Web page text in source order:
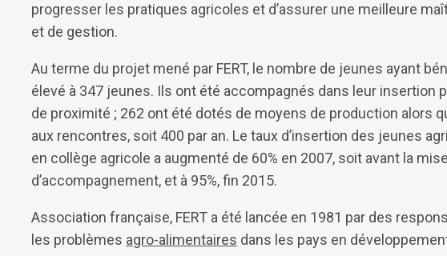
progresser les pratiques agricoles et d’assurer une meilleure
et de gestion.
Au terme du projet mené par FERT, le nombre de jeunes ayant
élevé à 347 jeunes. Ils ont été accompagnés dans leur insertion
de proximité ; 262 ont été dotés de moyens de production alors
aux rencontres, soit 400 par an. Le taux d’insertion des jeunes
en collège agricole a augmenté de 60% en 2007, soit avant la
d’accompagnement, et à 95%, fin 2015.
Association française, FERT a été lancée en 1981 par des
les problèmes agro-alimentaires dans les pays en